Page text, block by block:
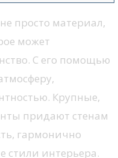
просто материал,
может
С его помощью
Крупные,
придают стенам
гармонично
стили интерьера.